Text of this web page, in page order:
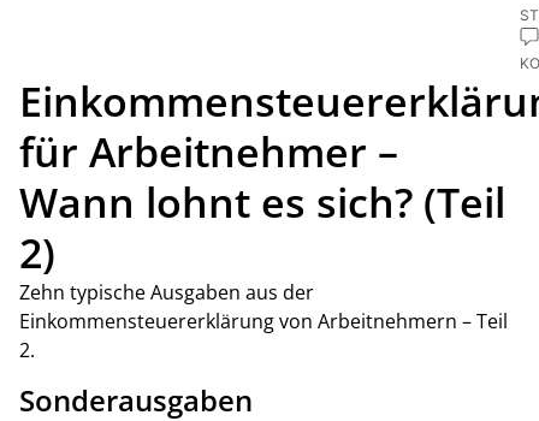
für Arbeitnehmer –
Wann lohnt es sich? (Teil
2)
Zehn typische Ausgaben aus der
Einkommensteuererklärung von Arbeitnehmern – Teil
2.
Sonderausgaben